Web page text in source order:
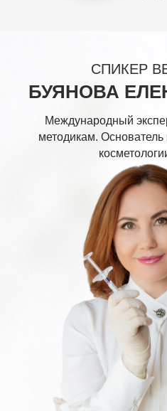
БУЯНОВА
СПИКЕР
Международный
методикам.